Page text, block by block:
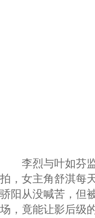
李烈与叶如芬监
拍，女主角舒淇每
骄阳从没喊苦，但
场，竟能让影后级